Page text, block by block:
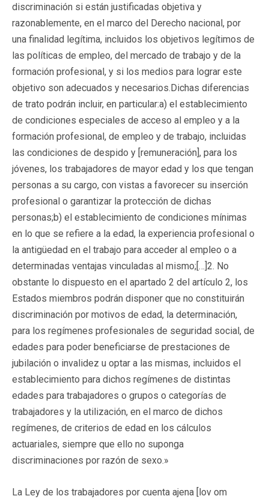
discriminación si están justificadas objetiva y
razonablemente, en el marco del Derecho nacional, por
una finalidad legítima, incluidos los objetivos legítimos de
las políticas de empleo, del mercado de trabajo y de la
formación profesional, y si los medios para lograr este
objetivo son adecuados y necesarios.Dichas diferencias
de trato podrán incluir, en particular:a) el establecimiento
de condiciones especiales de acceso al empleo y a la
formación profesional, de empleo y de trabajo, incluidas
las condiciones de despido y [remuneración], para los
jóvenes, los trabajadores de mayor edad y los que tengan
personas a su cargo, con vistas a favorecer su inserción
profesional o garantizar la protección de dichas
personas;b) el establecimiento de condiciones mínimas
en lo que se refiere a la edad, la experiencia profesional o
la antigüedad en el trabajo para acceder al empleo o a
determinadas ventajas vinculadas al mismo;[…]2. No
obstante lo dispuesto en el apartado 2 del artículo 2, los
Estados miembros podrán disponer que no constituirán
discriminación por motivos de edad, la determinación,
para los regímenes profesionales de seguridad social, de
edades para poder beneficiarse de prestaciones de
jubilación o invalidez u optar a las mismas, incluidos el
establecimiento para dichos regímenes de distintas
edades para trabajadores o grupos o categorías de
trabajadores y la utilización, en el marco de dichos
regímenes, de criterios de edad en los cálculos
actuariales, siempre que ello no suponga
discriminaciones por razón de sexo.»
La Ley de los trabajadores por cuenta ajena [lov om